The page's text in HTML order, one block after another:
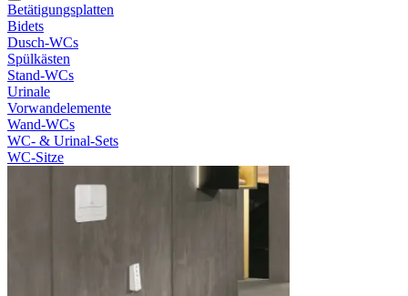
Betätigungsplatten
Bidets
Dusch-WCs
Spülkästen
Stand-WCs
Urinale
Vorwandelemente
Wand-WCs
WC- & Urinal-Sets
WC-Sitze